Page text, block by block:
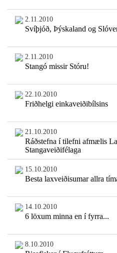
2.11.2010
Svíþjóð, Þýskaland og
2.11.2010
Stangó missir Stóru!
22.10.2010
Friðhelgi einkaveiðibílsins
21.10.2010
Ráðstefna í tilefni afmælis
Stangaveiðifélaga
15.10.2010
Besta laxveiðisumar allra
14.10.2010
6 löxum minna en í fyrra...
8.10.2010